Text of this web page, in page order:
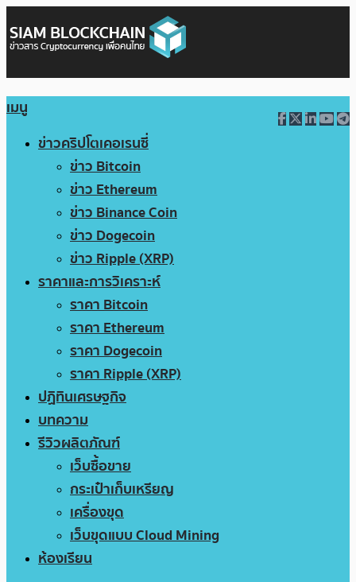
เมนู
ข่าวคริปโตเคอเรนซี่
ข่าว Bitcoin
ข่าว Ethereum
ข่าว Binance Coin
ข่าว Dogecoin
ข่าว Ripple (XRP)
ราคาและการวิเคราะห์
ราคา Bitcoin
ราคา Ethereum
ราคา Dogecoin
ราคา Ripple (XRP)
ปฏิทินเศรษฐกิจ
บทความ
รีวิวผลิตภัณฑ์
เว็บซื้อขาย
กระเป๋าเก็บเหรียญ
เครื่องขุด
เว็บขุดแบบ Cloud Mining
ห้องเรียน